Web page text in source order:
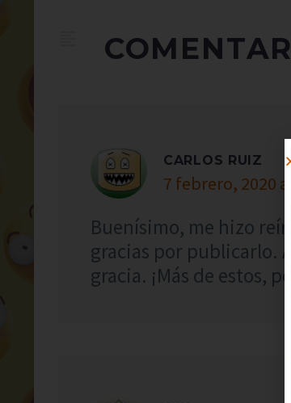
CARLOS RUIZ
7 febrero, 2020
Buenísimo, me hizo
gracias por publicarlo.
gracia. ¡Más de estos,